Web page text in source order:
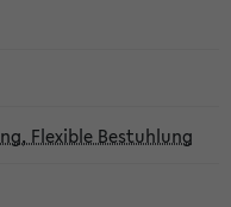
Flexible Bestuhlung